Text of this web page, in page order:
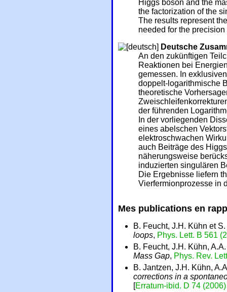
Higgs boson and the
the factorization of the
The results represent
needed for the
Deutsche
An den zukünftigen
Reaktionen bei
gemessen. In
doppelt-logarithmische
theoretische
der führenden
In der vorliegenden
eines abelschen
elektroschwachen
auch Beiträge des
näherungsweise
induzierten singulären
Die Ergebnisse liefern
Vierfermionprozesse in
Mes publications en
B. Feucht, J.H. Kühn et
loops, Phys. Lett. B 561
B. Feucht, J.H. Kühn,
Mass Gap, Phys. Rev.
B. Jantzen, J.H. Kühn,
corrections in a
[Erratum-ibid. D 74